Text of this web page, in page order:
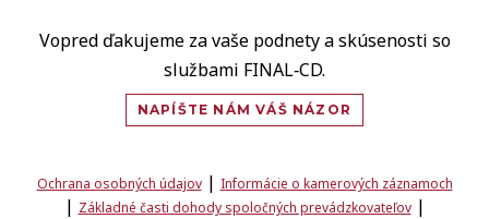
Vopred ďakujeme za vaše podnety a skúsenosti so
službami FINAL‑CD.
NAPÍŠTE NÁM VÁŠ NÁZOR
Ochrana osobných údajov| Informácie o kamerových záznamoch
| Základné časti dohody spoločných prevádzkovateľov|